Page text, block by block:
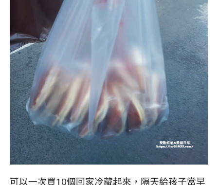
可以一次買10個回家冷藏起來，隔天給孩子當早